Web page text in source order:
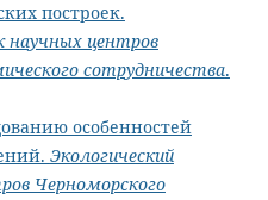
построек.
научных центров
сотрудничества.
особенностей
Экологический
Черноморского